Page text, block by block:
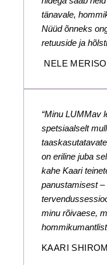
tänavale,
Nüüd õnneks
retuuside ja
NELE
“Minu LUMMav
spetsiaalselt
on eriline juba
kahe Kaari
panustamisest –
minu rõivaese,
KAARI